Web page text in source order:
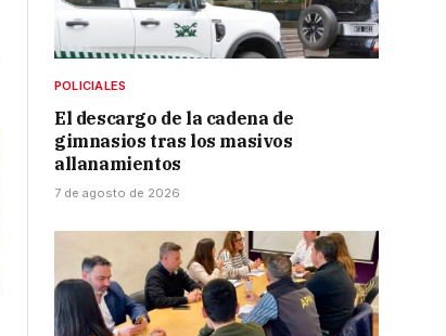
POLICIALES
El descargo de la cadena de
gimnasios tras los masivos
allanamientos
7 de agosto de 2026